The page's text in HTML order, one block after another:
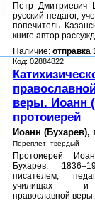
Петр Дмитриевич
русский педагог,
попечитель
книге автор
Наличие: отправка
Код: 02884822
веры. Иоанн
протоиерей
Иоанн (Бухарев),
Переплет: твердый
Протоиерей
Бухарев;
писателем,
училищах и
православной